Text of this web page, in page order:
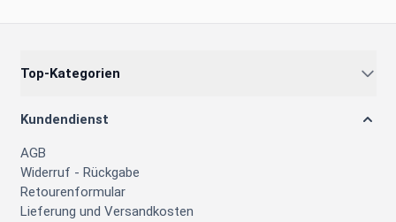
Top-Kategorien
Kundendienst
AGB
Widerruf - Rückgabe
Retourenformular
Lieferung und Versandkosten